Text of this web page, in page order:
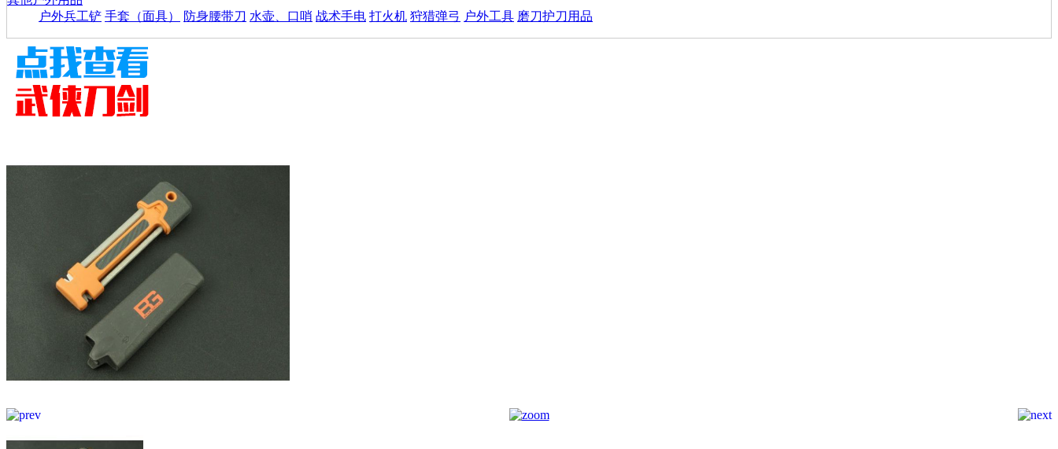
户外兵工铲 手套（面具） 防身腰带刀 水壶、口哨 战术手电 打火机 狩猎弹弓 户外工具 磨刀护刀用品